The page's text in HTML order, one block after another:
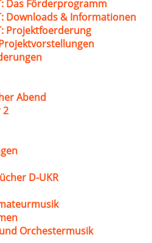
Das Förderprogramm
Downloads & Informationen
Projektfoerderung
Abend
2
D-UKR
Orchestermusik